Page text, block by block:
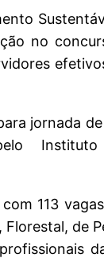
no
jornada
113
de